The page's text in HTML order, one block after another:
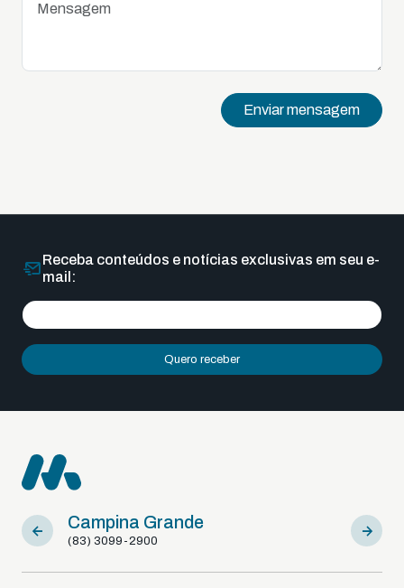
Enviar mensagem
Receba conteúdos e notícias exclusivas em seu e-
mail:
Quero receber
Campina Grande
(83) 3099-2900
Sousa
(83)